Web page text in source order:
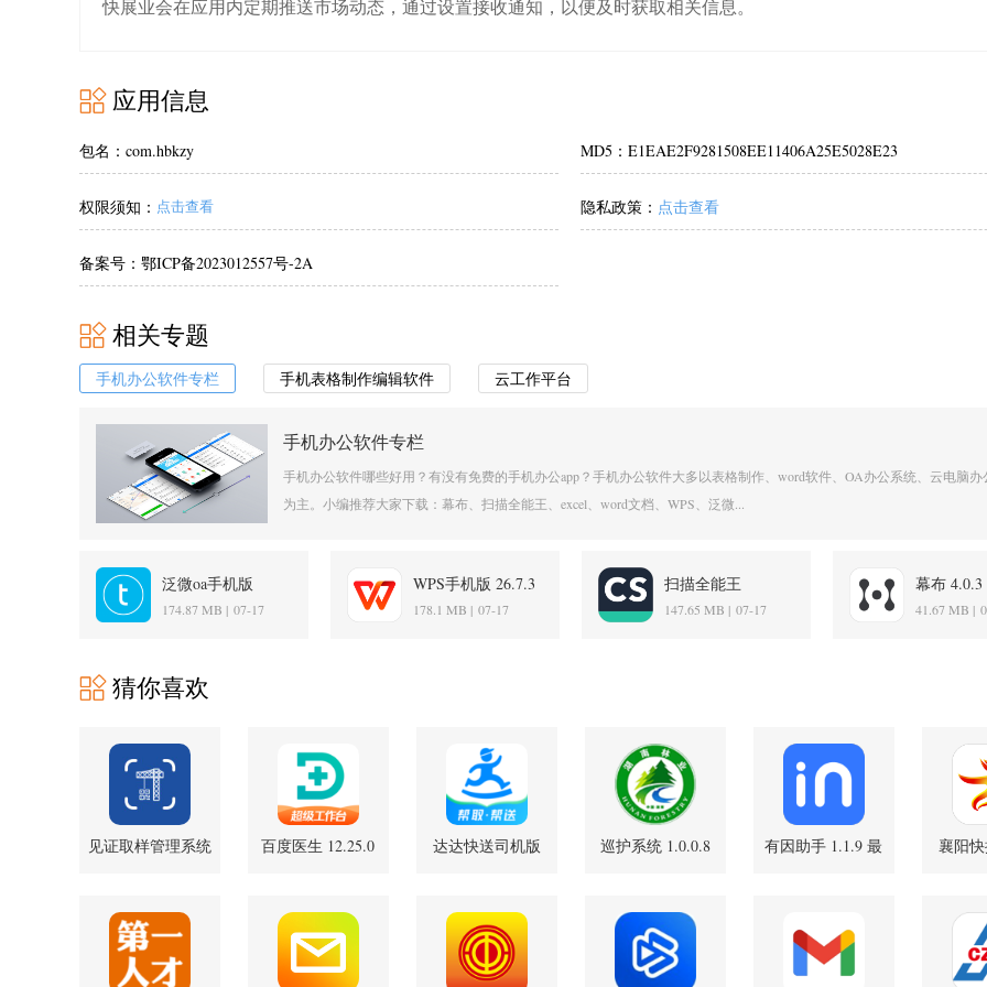
快展业会在应用内定期推送市场动态，通过设置接收通知，以便及时获取相关信息。
应用信息
包名：com.hbkzy MD5：E1EAE2F9281508EE11406A25E5028E23
权限须知： 点击查看 隐私政策： 点击查看
备案号：鄂ICP备2023012557号-2A
相关专题
手机办公软件专栏 手机表格制作编辑软件 云工作平台
手机办公软件专栏
手机办公软件哪些好用？有没有免费的手机办公app？手机办公软件大多以表格制作、word软件、OA办公系统、云电脑办
为主。小编推荐大家下载：幕布、扫描全能王、excel、word文档、WPS、泛微...
泛微oa手机版
4.0.236.20251217 安
174.87 MB | 07-17
WPS手机版 26.7.3
手机版
178.1 MB | 07-17
扫描全能王
7.22.5.2607240000
147.65 MB | 07-17
幕布
41.67 MB |
猜你喜欢
见证取样管理系统
百度医生 12.25.0
达达快送司机版
巡护系统 1.0.0.8
有因助手 1.1.9 最
襄阳